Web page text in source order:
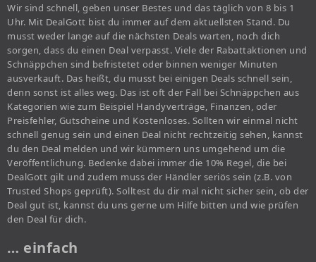
Wir sind schnell, geben unser Bestes und das täglich von 8 bis 1
Uhr. Mit DealGott bist du immer auf dem aktuellsten Stand. Du
musst weder lange auf die nächsten Deals warten, noch dich
sorgen, dass du einen Deal verpasst. Viele der Rabattaktionen und
Schnäppchen sind befristetet oder binnen weniger Minuten
ausverkauft. Das heißt, du musst bei einigen Deals schnell sein,
denn sonst ist alles weg. Das ist oft der Fall bei Schnäppchen aus
Kategorien wie zum Beispiel Handyverträge, Finanzen, oder
Preisfehler, Gutscheine und Kostenloses. Sollten wir einmal nicht
schnell genug sein und einen Deal nicht rechtzeitig sehen, kannst
du den Deal melden und wir kümmern uns umgehend um die
Veröffentlichung. Bedenke dabei immer die 10% Regel, die bei
DealGott gilt und zudem muss der Händler seriös sein (z.B. von
Trusted Shops geprüft). Solltest du dir mal nicht sicher sein, ob der
Deal gut ist, kannst du uns gerne um Hilfe bitten und wie prüfen
den Deal für dich.
… einfach